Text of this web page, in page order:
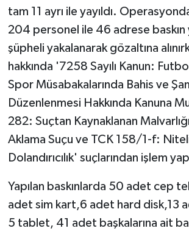
tam 11 ayrı ile yayıldı.
204 personel ile 46 adrese baskın
şüpheli yakalanarak gözaltına
hakkında '7258 Sayılı Kanun:
Spor Müsabakalarında Bahis ve
Düzenlenmesi Hakkında Kanuna
282: Suçtan Kaynaklanan
Aklama Suçu ve TCK 158/1-f:
Dolandırıcılık' suçlarından işlem
Yapılan baskınlarda 50 adet cep
adet sim kart,6 adet hard disk,13
5 tablet, 41 adet başkalarına ait